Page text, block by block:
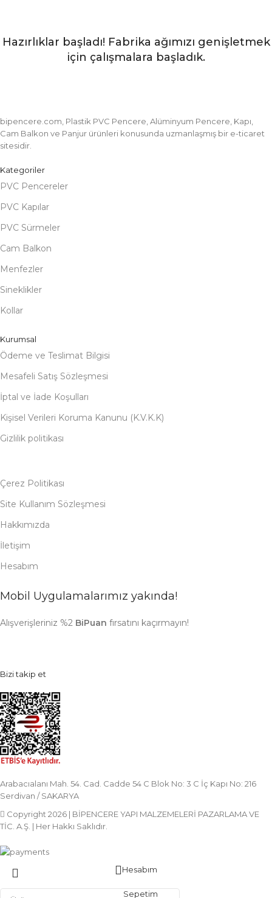
Hazırlıklar başladı! Fabrika ağımızı genişletmek
için çalışmalara başladık.
bipencere.com, Plastik PVC Pencere, Alüminyum Pencere, Kapı,
Cam Balkon ve Panjur ürünleri konusunda uzmanlaşmış bir e-ticaret
sitesidir.
Kategoriler
PVC Pencereler
PVC Kapılar
PVC Sürmeler
Cam Balkon
Menfezler
Sineklikler
Kollar
Kurumsal
Ödeme ve Teslimat Bilgisi
Mesafeli Satış Sözleşmesi
İptal ve İade Koşulları
Kişisel Verileri Koruma Kanunu (K.V.K.K)
Gizlilik politikası
Çerez Politikası
Site Kullanım Sözleşmesi
Hakkımızda
İletişim
Hesabım
Mobil Uygulamalarımız yakında!
Alışverişleriniz %2 BiPuan fırsatını kaçırmayın!
Bizi takip et
Arabacıalanı Mah. 54. Cad. Cadde 54 C Blok No: 3 C İç Kapı No: 216
Serdivan / SAKARYA
Copyright 2026 | BİPENCERE YAPI MALZEMELERİ PAZARLAMA VE
TİC. A.Ş. | Her Hakkı Saklıdır.
Hesabım
Sepetim